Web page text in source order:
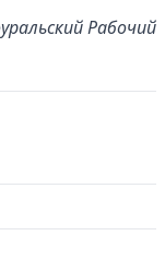
Рабочий